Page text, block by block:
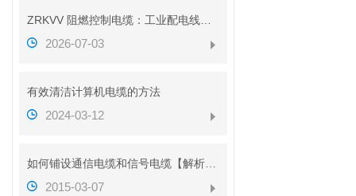
2026-07-03
有效清洁计算机电缆的方法
2024-03-12
2015-03-07